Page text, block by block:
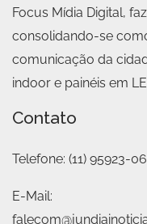
Focus Mídia Digital,
consolidando-se
comunicação da
indoor e painéis em
Contato
Telefone: (11) 95923-
E-Mail: